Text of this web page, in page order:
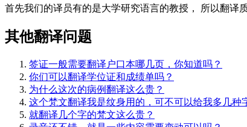
首先我们的译员有的是大学研究语言的教授， 所以翻译
其他翻译问题
签证一般需要翻译户口本哪几页，你知道吗？
你们可以翻译学位证和成绩单吗？
为什么这次的病例翻译这么贵？
这个梵文翻译我是纹身用的，可不可以给我多几种
就翻译几个字的梵文这么贵？